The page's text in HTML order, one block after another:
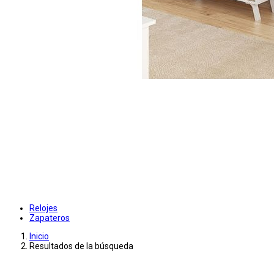
Relojes
Zapateros
Inicio
Resultados de la búsqueda